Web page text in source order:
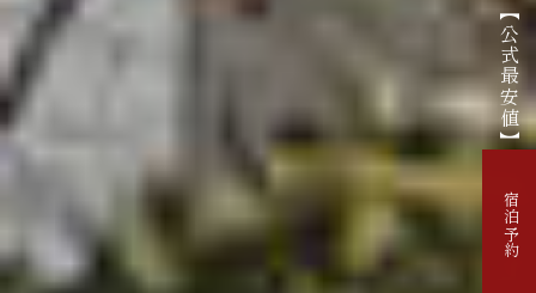
【公式最安値】
宿泊予約